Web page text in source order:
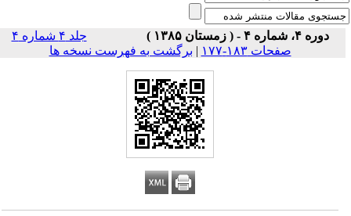
دوره ۴، شماره ۴ - ( زمستان ۱۳۸۵ )
جلد ۴ شماره ۴
صفحات ۱۸۳-۱۷۷
| برگشت به فهرست نسخه ها